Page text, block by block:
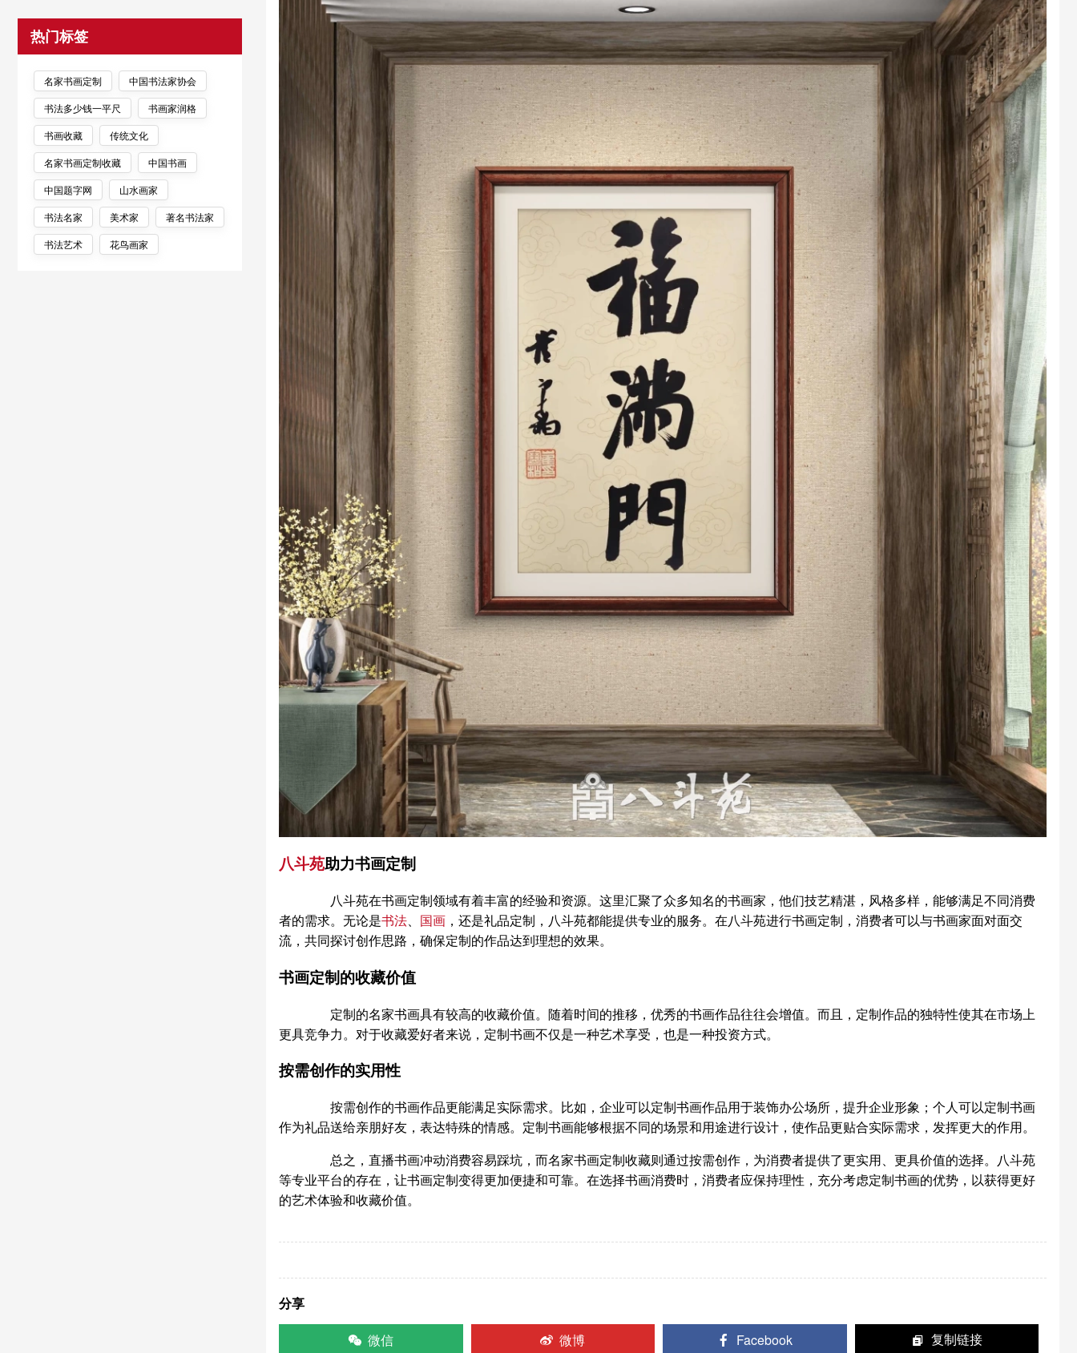
热门标签
名家书画定制
中国书法家协会
书法多少钱一平尺
书画家润格
书画收藏
传统文化
名家书画定制收藏
中国书画
中国题字网
山水画家
书法名家
美术家
著名书法家
书法艺术
花鸟画家
八斗苑助力书画定制
八斗苑在书画定制领域有着丰富的经验和资源。这里汇聚了众多知名的书画家，他们技艺精湛，风格多样，能够满足不同消费
者的需求。无论是书法、 国画 ，还是礼品定制，八斗苑都能提供专业的服务。在八斗苑进行书画定制，消费者可以与书画家面对面交
流，共同探讨创作思路，确保定制的作品达到理想的效果。
书画定制的收藏价值
定制的名家书画具有较高的收藏价值。随着时间的推移，优秀的书画作品往往会增值。而且，定制作品的独特性使其在市场上
更具竞争力。对于收藏爱好者来说，定制书画不仅是一种艺术享受，也是一种投资方式。
按需创作的实用性
按需创作的书画作品更能满足实际需求。比如，企业可以定制书画作品用于装饰办公场所，提升企业形象；个人可以定制书画
作为礼品送给亲朋好友，表达特殊的情感。定制书画能够根据不同的场景和用途进行设计，使作品更贴合实际需求，发挥更大的作用。
总之，直播书画冲动消费容易踩坑，而名家书画定制收藏则通过按需创作，为消费者提供了更实用、更具价值的选择。八斗苑
等专业平台的存在，让书画定制变得更加便捷和可靠。在选择书画消费时，消费者应保持理性，充分考虑定制书画的优势，以获得更好
的艺术体验和收藏价值。
分享
微信
微博 Facebook 复制链接